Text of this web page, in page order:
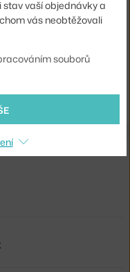
M, oak
stav vaší objednávky a
vás neobtěžovali
souborů